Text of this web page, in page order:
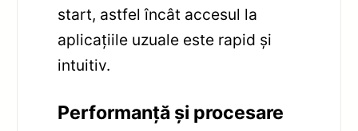
start, astfel încât accesul la
aplicațiile uzuale este rapid și
intuitiv.
Performanță și procesare